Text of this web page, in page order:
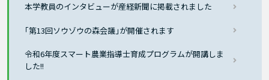
本学教員のインタビューが産経新聞に掲載されました
｢第13回ソウゾウの森会議｣が開催されます
令和6年度スマート農業指導士育成プログラムが開講しま
した!!